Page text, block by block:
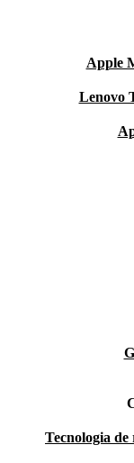
Apple
Lenovo
Tecnologia de